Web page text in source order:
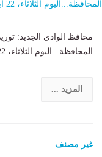
المحافظة...اليوم الثلاثاء، 22 أبريل 2025 07:13 مـ......
المزيد ...
غير مصنف